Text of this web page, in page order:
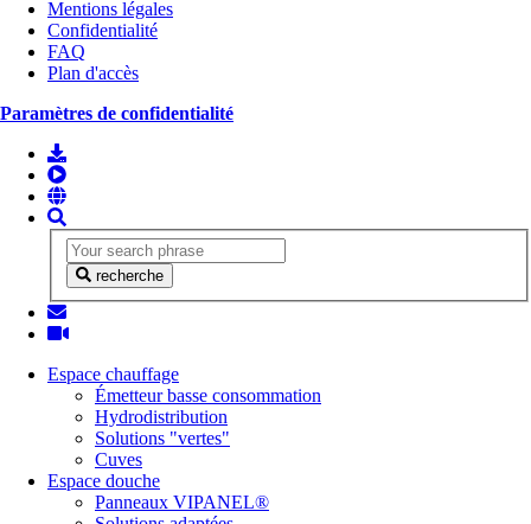
Mentions légales
Confidentialité
FAQ
Plan d'accès
Paramètres de confidentialité
recherche
Espace chauffage
Émetteur basse consommation
Hydrodistribution
Solutions "vertes"
Cuves
Espace douche
Panneaux VIPANEL®